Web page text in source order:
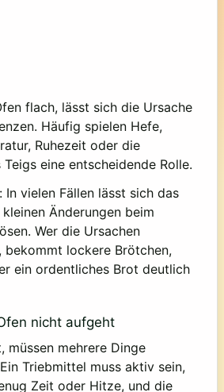
flach, lässt sich die Ursache
Häufig spielen Hefe,
Ruhezeit oder die
eine entscheidende Rolle.
vielen Fällen lässt sich das
Änderungen beim
Wer die Ursachen
bekommt lockere Brötchen,
ein ordentliches Brot deutlich
nicht aufgeht
müssen mehrere Dinge
Triebmittel muss aktiv sein,
Zeit oder Hitze, und die